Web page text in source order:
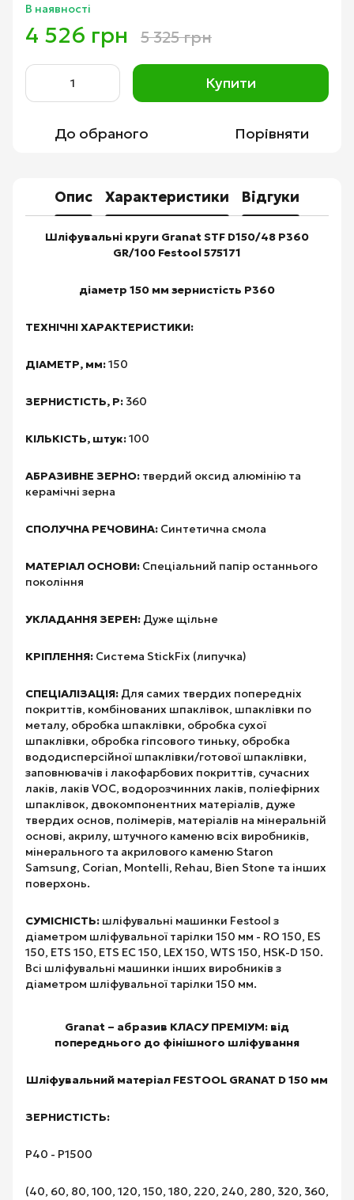
В наявності
4 526 грн 5 325 грн
Купити
До обраного Порівняти
Опис Характеристики Відгуки
Шліфувальні круги Granat STF D150/48 P360
GR/100 Festool 575171
діаметр 150 мм зернистість P360
ТЕХНІЧНІ ХАРАКТЕРИСТИКИ:
ДІАМЕТР, мм:150
ЗЕРНИСТІСТЬ, Р: 360
КІЛЬКІСТЬ, штук:100
АБРАЗИВНЕ ЗЕРНО: твердий оксид алюмінію та
керамічні зерна
СПОЛУЧНА РЕЧОВИНА: Синтетична смола
МАТЕРІАЛ ОСНОВИ: Спеціальний папір останнього
покоління
УКЛАДАННЯ ЗЕРЕН: Дуже щільне
КРІПЛЕННЯ: Система StickFix (липучка)
СПЕЦІАЛІЗАЦІЯ: Для самих твердих попередніх
покриттів, комбінованих шпаклівок, шпаклівки по
металу, обробка шпаклівки, обробка сухої
шпаклівки, обробка гіпсового тиньку, обробка
вододисперсійної шпаклівки/готової шпаклівки,
заповнювачів і лакофарбових покриттів, сучасних
лаків, лаків VOC, водорозчинних лаків, поліефірних
шпаклівок, двокомпонентних матеріалів, дуже
твердих основ, полімерів, матеріалів на мінеральній
основі, акрилу, штучного каменю всіх виробників,
мінерального та акрилового каменю Staron
Samsung, Corian, Montelli, Rehau, Bien Stone та інших
поверхонь.
СУМІСНІСТЬ: шліфувальні машинки Festool з
діаметром шліфувальної тарілки 150 мм - RO 150, ES
150, ETS 150, ETS EC 150, LEX 150, WTS 150, HSK-D 150.
Всі шліфувальні машинки інших виробників з
діаметром шліфувальної тарілки 150 мм.
Granat – абразив КЛАСУ ПРЕМІУМ: від
попереднього до фінішного шліфування
Шліфувальний матеріал FESTOOL GRANAT D 150 мм
ЗЕРНИСТІСТЬ:
Р40 - Р1500
(40, 60, 80, 100, 120, 150, 180, 220, 240, 280, 320, 360,